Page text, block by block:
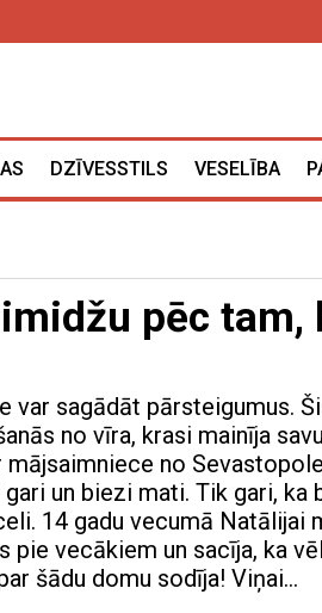
DZĪVESSTILS VESELĪBA
pēc tam,
var sagādāt pārsteigumus.
no vīra, krasi mainīja
no
un biezi mati. Tik gari, ka
14 gadu vecumā Natālijai
pie vecākiem un sacīja, ka
šādu domu sodīja! Viņai…